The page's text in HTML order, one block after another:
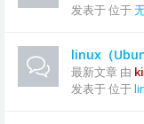
发表于 位于
linux（
最新文章 由
发表于 位于